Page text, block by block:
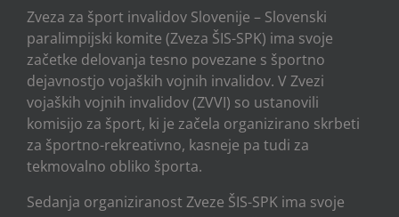
Zveza za šport invalidov Slovenije – Slovenski
paralimpijski komite (Zveza ŠIS-SPK) ima svoje
začetke delovanja tesno povezane s športno
dejavnostjo vojaških vojnih invalidov. V Zvezi
vojaških vojnih invalidov (ZVVI) so ustanovili
komisijo za šport, ki je začela organizirano skrbeti
za športno-rekreativno, kasneje pa tudi za
tekmovalno obliko športa.
Sedanja organiziranost Zveze ŠIS-SPK ima svoje